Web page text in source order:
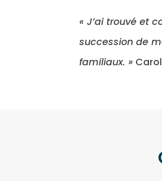
« J’ai trouvé et
succession de
familiaux. »